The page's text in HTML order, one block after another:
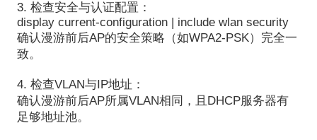
3. 检查安全与认证配置：
display current-configuration | include wlan security
确认漫游前后AP的安全策略（如WPA2-PSK）完全一
致。
4. 检查VLAN与IP地址：
确认漫游前后AP所属VLAN相同，且DHCP服务器有
足够地址池。